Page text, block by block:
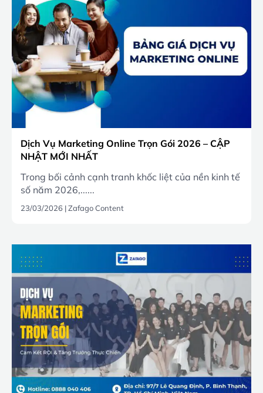
Dịch Vụ Marketing Online Trọn Gói 2026 – CẬP
NHẬT MỚI NHẤT
Trong bối cảnh cạnh tranh khốc liệt của nền kinh tế
số năm 2026,......
23/03/2026 |Zafago Content